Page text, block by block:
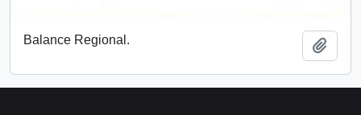
Balance Regional.